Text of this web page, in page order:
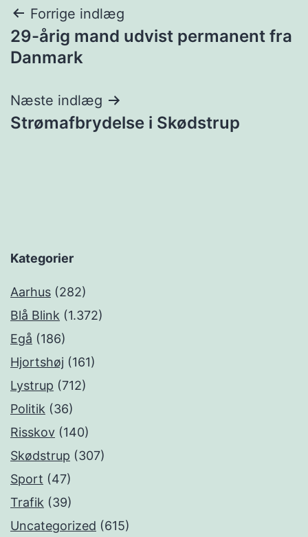
Indlægsnavigation
Forrige indlæg
29-årig mand udvist permanent fra
Danmark
Næste indlæg
Strømafbrydelse i Skødstrup
Kategorier
Aarhus (282)
Blå Blink (1.372)
Egå (186)
Hjortshøj (161)
Lystrup (712)
Politik (36)
Risskov (140)
Skødstrup (307)
Sport (47)
Trafik (39)
Uncategorized (615)